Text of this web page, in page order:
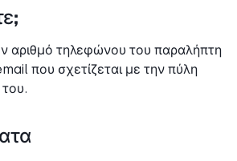
αριθμό τηλεφώνου του παραλήπτη
που σχετίζεται με την πύλη